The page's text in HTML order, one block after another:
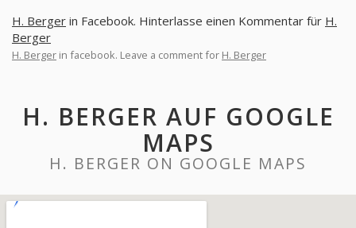
H. Berger in Facebook. Hinterlasse einen Kommentar für H.
Berger
H. Berger in facebook. Leave a comment for H. Berger
H. BERGER AUF GOOGLE
MAPS
H. BERGER ON GOOGLE MAPS